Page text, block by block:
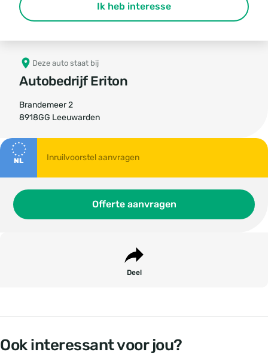
Ik heb interesse
Deze auto staat bij
Autobedrijf Eriton
Brandemeer 2
8918GG Leeuwarden
NL
Offerte aanvragen
Deel
Ook interessant voor jou?